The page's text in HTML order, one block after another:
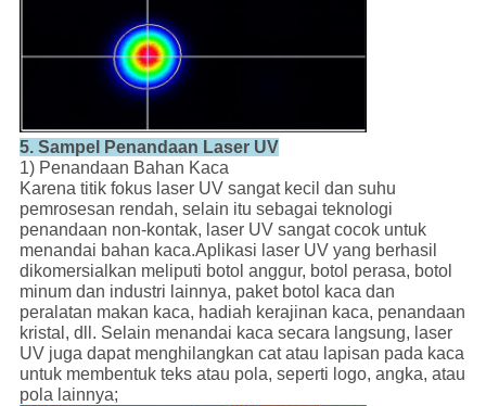
5. Sampel Penandaan Laser UV
1) Penandaan Bahan Kaca
Karena titik fokus laser UV sangat kecil dan suhu
pemrosesan rendah, selain itu sebagai teknologi
penandaan non-kontak, laser UV sangat cocok untuk
menandai bahan kaca.Aplikasi laser UV yang berhasil
dikomersialkan meliputi botol anggur, botol perasa, botol
minum dan industri lainnya, paket botol kaca dan
peralatan makan kaca, hadiah kerajinan kaca, penandaan
kristal, dll. Selain menandai kaca secara langsung, laser
UV juga dapat menghilangkan cat atau lapisan pada kaca
untuk membentuk teks atau pola, seperti logo, angka, atau
pola lainnya;